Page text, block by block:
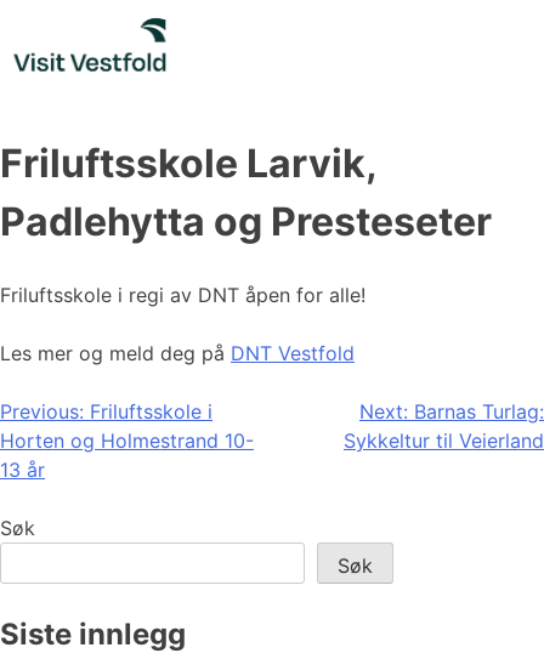
content
Friluftsskole Larvik,
Padlehytta og Presteseter
Friluftsskole i regi av DNT åpen for alle!
Les mer og meld deg på DNT Vestfold
Innleggsnavigasjon
Previous: Friluftsskole i
Horten og Holmestrand 10-
13 år
Next: Barnas Turlag:
Sykkeltur til Veierland
Søk
Søk
Siste innlegg